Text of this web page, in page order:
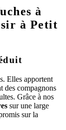
à
à Petit
Elles apportent
des compagnons
Grâce à nos
sur une large
sur la